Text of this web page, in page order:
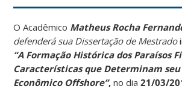
O Acadêmico Matheus Rocha
defenderá sua Dissertação de Mestrado
“A Formação Histórica dos Paraísos
Características que Determinam seu
Econômico Offshore”, no dia 21/03/